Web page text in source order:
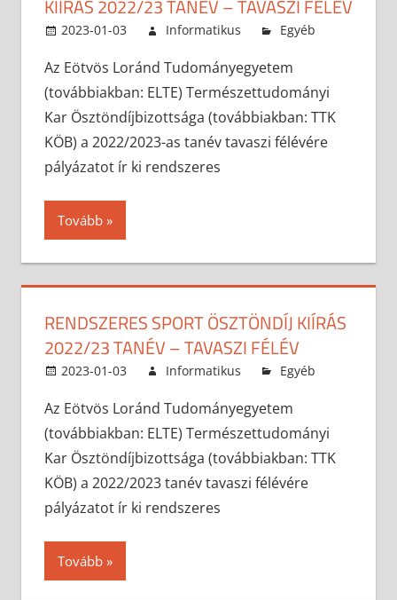
KIÍRÁS 2022/23 TANÉV – TAVASZI FÉLÉV
2023-01-03 Informatikus Egyéb
Az Eötvös Loránd Tudományegyetem
(továbbiakban: ELTE) Természettudományi
Kar Ösztöndíjbizottsága (továbbiakban: TTK
KÖB) a 2022/2023-as tanév tavaszi félévére
pályázatot ír ki rendszeres
Tovább
RENDSZERES SPORT ÖSZTÖNDÍJ KIÍRÁS
2022/23 TANÉV – TAVASZI FÉLÉV
2023-01-03 Informatikus Egyéb
Az Eötvös Loránd Tudományegyetem
(továbbiakban: ELTE) Természettudományi
Kar Ösztöndíjbizottsága (továbbiakban: TTK
KÖB) a 2022/2023 tanév tavaszi félévére
pályázatot ír ki rendszeres
Tovább